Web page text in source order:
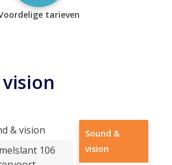
tarieven
& vision
106
Sound &
vision